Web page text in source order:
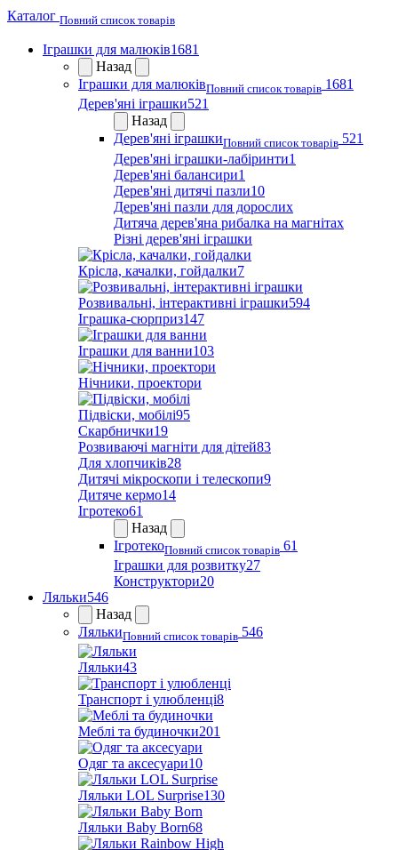
Каталог Повний список товарів
Іграшки для малюків1681
Назад
Іграшки для малюківПовний список товарів 1681
Дерев'яні іграшки521
Назад
Дерев'яні іграшкиПовний список товарів 521
Дерев'яні іграшки-лабіринти1
Дерев'яні балансири1
Дерев'яні дитячі пазли10
Дерев'яні пазли для дорослих
Дитяча дерев'яна рибалка на магнітах
Різні дерев'яні іграшки
Крісла, качалки, гойдалки7
Розвивальні, інтерактивні іграшки594
Іграшка-сюрприз147
Іграшки для ванни103
Нічники, проектори
Підвіски, мобілі95
Скарбнички19
Розвиваючі магніти для дітей83
Для хлопчиків28
Дитячі мікроскопи і телескопи9
Дитяче кермо14
Ігротеко61
Назад
ІгротекоПовний список товарів 61
Іграшки для розвитку27
Конструктори20
Ляльки546
Назад
ЛялькиПовний список товарів 546
Ляльки43
Транспорт і улюбленці8
Меблі та будиночки201
Одяг та аксесуари10
Ляльки LOL Surprise130
Ляльки Baby Born68